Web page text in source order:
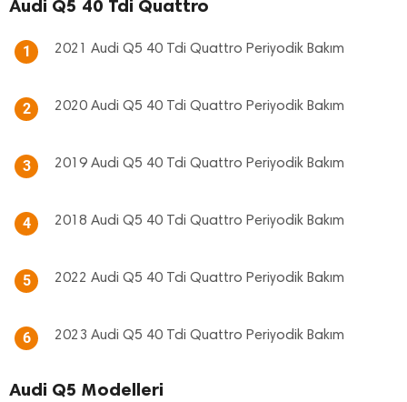
Audi Q5 40 Tdi Quattro
1 2021 Audi Q5 40 Tdi Quattro Periyodik Bakım
2 2020 Audi Q5 40 Tdi Quattro Periyodik Bakım
3 2019 Audi Q5 40 Tdi Quattro Periyodik Bakım
4 2018 Audi Q5 40 Tdi Quattro Periyodik Bakım
5 2022 Audi Q5 40 Tdi Quattro Periyodik Bakım
6 2023 Audi Q5 40 Tdi Quattro Periyodik Bakım
Audi Q5 Modelleri